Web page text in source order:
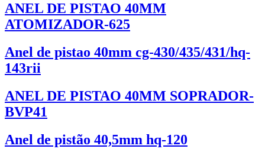
ANEL DE PISTAO 40MM
ATOMIZADOR-625
Anel de pistao 40mm cg-430/435/431/hq-
143rii
ANEL DE PISTAO 40MM SOPRADOR-
BVP41
Anel de pistão 40,5mm hq-120